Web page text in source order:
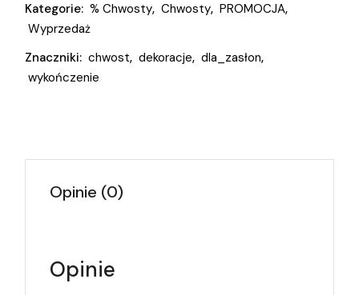
Kategorie: % Chwosty, Chwosty, PROMOCJA,
Wyprzedaż
Znaczniki: chwost, dekoracje, dla_zasłon,
wykończenie
Opinie (0)
Opinie